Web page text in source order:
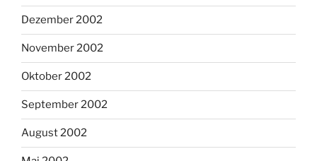
Dezember 2002
November 2002
Oktober 2002
September 2002
August 2002